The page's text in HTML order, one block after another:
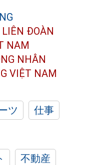
LIÊN ĐOÀN
NAM
NHÂN
VIỆT NAM
ツ
仕事
不動産